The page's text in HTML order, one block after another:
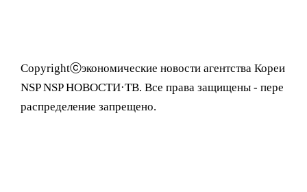
Copyrightⓒэкономические новости агентства Кореи
NSP NSP НОВОСТИ·ТВ. Все права защищены - пере
распределение запрещено.